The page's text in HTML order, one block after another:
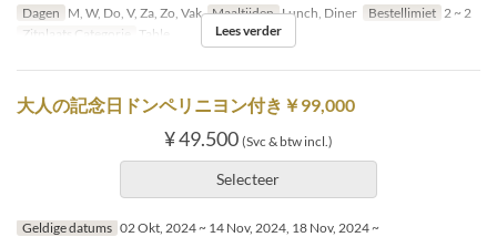
Dagen M, W, Do, V, Za, Zo, Vak Maaltijden Lunch, Diner Bestellimiet 2 ~ 2
Zitplaats Categorie
Table Lees verder
大人の記念日ドンペリニヨン付き￥99,000
¥ 49.500 (Svc & btw incl.)
Selecteer
Geldige datums 02 Okt, 2024 ~ 14 Nov, 2024, 18 Nov, 2024 ~